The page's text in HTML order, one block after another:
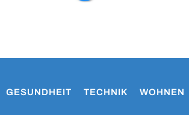
GESUNDHEIT TECHNIK WOHNEN